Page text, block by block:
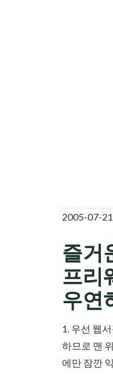
2005-07-
즐거
프리
우연
1. 우선 웹
하므로 맨
에만 잠깐